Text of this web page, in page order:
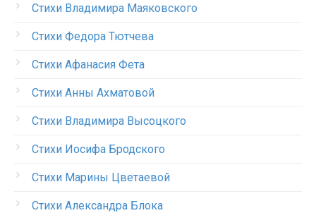
Стихи Владимира Маяковского
Стихи Федора Тютчева
Стихи Афанасия Фета
Стихи Анны Ахматовой
Стихи Владимира Высоцкого
Стихи Иосифа Бродского
Стихи Марины Цветаевой
Стихи Александра Блока